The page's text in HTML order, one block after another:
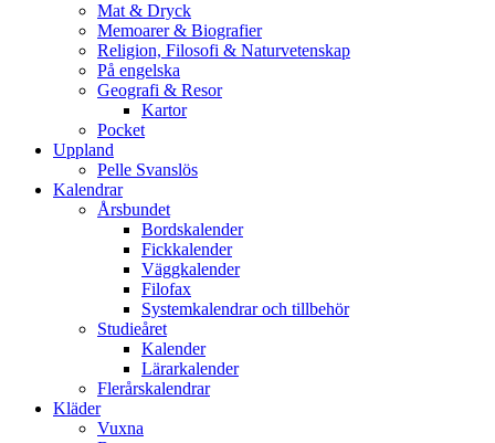
Mat & Dryck
Memoarer & Biografier
Religion, Filosofi & Naturvetenskap
På engelska
Geografi & Resor
Kartor
Pocket
Uppland
Pelle Svanslös
Kalendrar
Årsbundet
Bordskalender
Fickkalender
Väggkalender
Filofax
Systemkalendrar och tillbehör
Studieåret
Kalender
Lärarkalender
Flerårskalendrar
Kläder
Vuxna